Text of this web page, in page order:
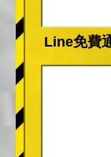
Line免費